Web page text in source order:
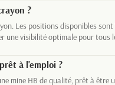
?
Les positions disponibles sont
une visibilité optimale pour tous
à l'emploi ?
mine HB de qualité, prêt à être